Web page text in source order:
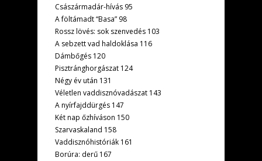
Császármadár-hívás 95
A föltámadt “Basa” 98
Rossz lövés: sok szenvedés 103
A sebzett vad haldoklása 116
Dámbőgés 120
Pisztránghorgászat 124
Négy év után 131
Véletlen vaddisznóvadászat 143
A nyírfajddürgés 147
Két nap őzhíváson 150
Szarvaskaland 158
Vaddisznóhistóriák 161
Borúra: derű 167